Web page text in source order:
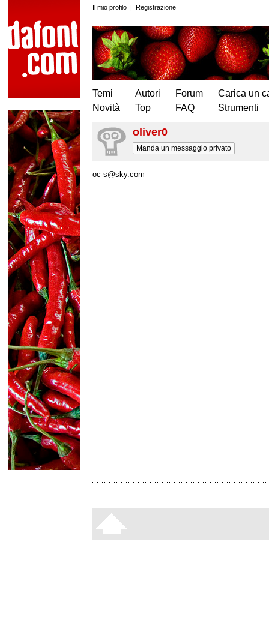
Il mio profilo | Registrazione
Temi
Novità
Autori
Top
Forum
FAQ
Carica un
Strumenti
oliver0
Manda un messaggio privato
oc-s@sky.com